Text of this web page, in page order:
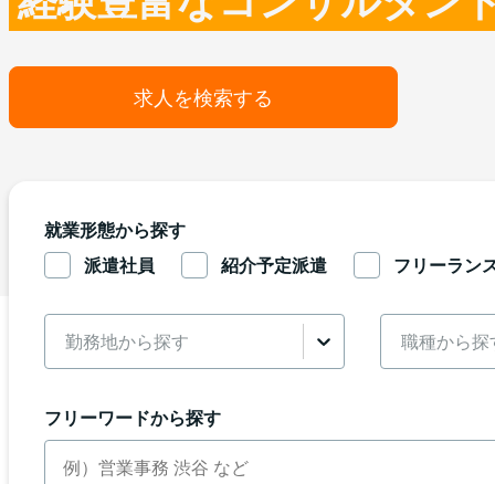
求人を検索する
就業形態から探す
派遣社員
紹介予定派遣 フリーラン
勤務地から探す 職種から探
フリーワードから探す